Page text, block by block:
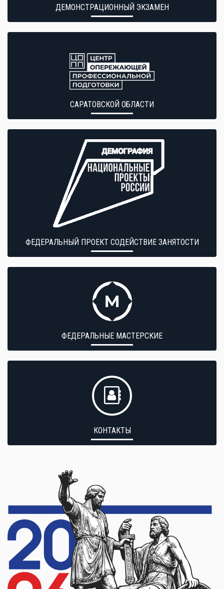
ДЕМОНСТРАЦИОННЫЙ ЭКЗАМЕН
САРАТОВСКОЙ ОБЛАСТИ
ФЕДЕРАЛЬНЫЙ ПРОЕКТ СОДЕЙСТВИЕ ЗАНЯТОСТИ
ФЕДЕРАЛЬНЫЕ МАСТЕРСКИЕ
КОНТАКТЫ